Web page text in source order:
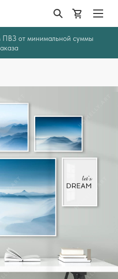
ПВЗ от минимальной суммы